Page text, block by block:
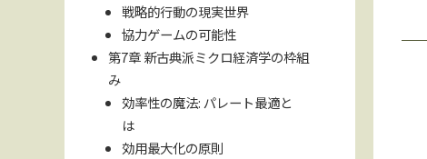
戦略的行動の現実世界
協力ゲームの可能性
第7章 新古典派ミクロ経済学の枠組
み
効率性の魔法: パレート最適と
は
効用最大化の原則